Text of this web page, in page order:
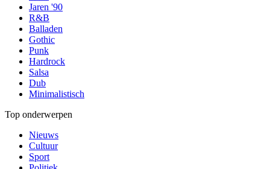
Jaren '90
R&B
Balladen
Gothic
Punk
Hardrock
Salsa
Dub
Minimalistisch
Top onderwerpen
Nieuws
Cultuur
Sport